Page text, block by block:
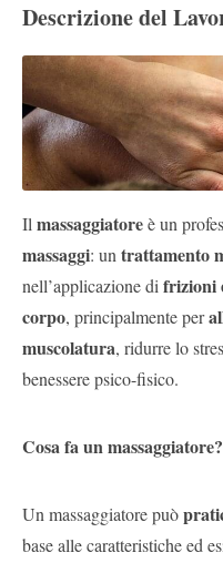
Pubblica
Offerte
Area
Aziende
Descrizione del
Ilmassaggiatoreè un
massaggi: untrattamento
nell’applicazione difrizioni
corpo, principalmente per
muscolatura, ridurre lo
benessere psico-fisico.
Cosa fa un massaggiatore?
Un massaggiatore può
base alle caratteristiche ed